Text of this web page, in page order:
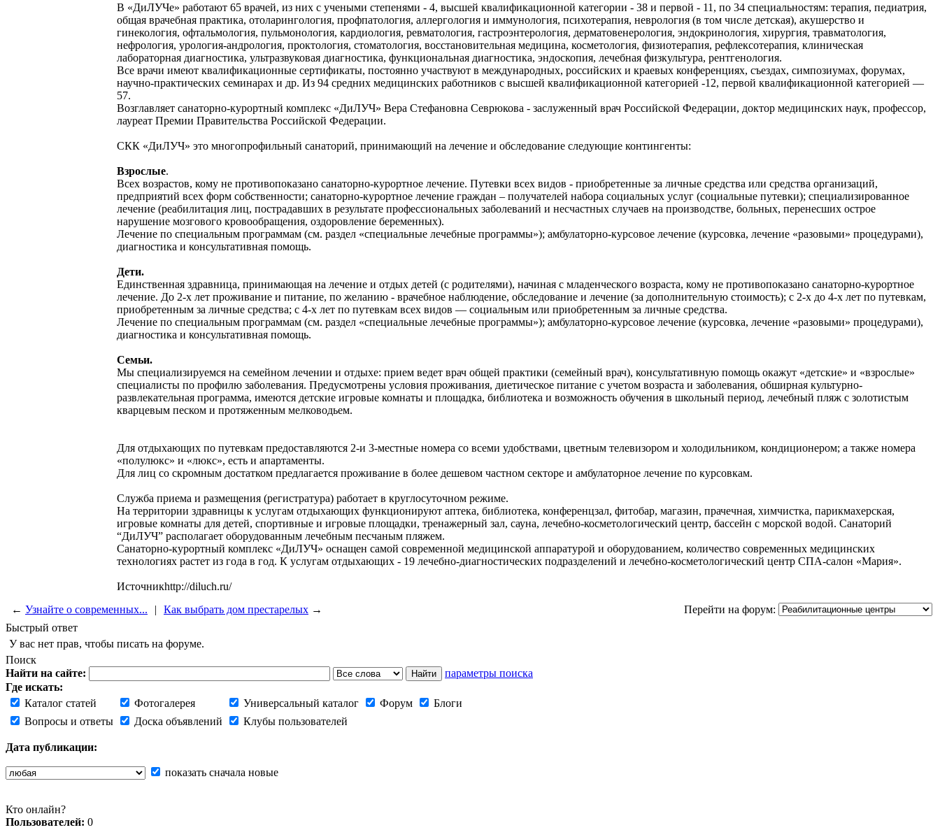
В «ДиЛУЧе» работают 65 врачей, из них с учеными степенями - 4, высшей квалификационной категории - 38 и первой - 11, по 34 специальностям: терапия, педиатрия,
общая врачебная практика, отоларингология, профпатология, аллергология и иммунология, психотерапия, неврология (в том числе детская), акушерство и
гинекология, офтальмология, пульмонология, кардиология, ревматология, гастроэнтерология, дерматовенерология, эндокринология, хирургия, травматология,
нефрология, урология-андрология, проктология, стоматология, восстановительная медицина, косметология, физиотерапия, рефлексотерапия, клиническая
лабораторная диагностика, ультразвуковая диагностика, функциональная диагностика, эндоскопия, лечебная физкультура, рентгенология.
Все врачи имеют квалификационные сертификаты, постоянно участвуют в международных, российских и краевых конференциях, съездах, симпозиумах, форумах,
научно-практических семинарах и др. Из 94 средних медицинских работников с высшей квалификационной категорией -12, первой квалификационной категорией —
57.
Возглавляет санаторно-курортный комплекс «ДиЛУЧ» Вера Стефановна Севрюкова - заслуженный врач Российской Федерации, доктор медицинских наук, профессор,
лауреат Премии Правительства Российской Федерации.
СКК «ДиЛУЧ» это многопрофильный санаторий, принимающий на лечение и обследование следующие контингенты:
Взрослые.
Всех возрастов, кому не противопоказано санаторно-курортное лечение. Путевки всех видов - приобретенные за личные средства или средства организаций,
предприятий всех форм собственности; санаторно-курортное лечение граждан – получателей набора социальных услуг (социальные путевки); специализированное
лечение (реабилитация лиц, пострадавших в результате профессиональных заболеваний и несчастных случаев на производстве, больных, перенесших острое
нарушение мозгового кровообращения, оздоровление беременных).
Лечение по специальным программам (см. раздел «специальные лечебные программы»); амбулаторно-курсовое лечение (курсовка, лечение «разовыми» процедурами),
диагностика и консультативная помощь.
Дети.
Единственная здравница, принимающая на лечение и отдых детей (с родителями), начиная с младенческого возраста, кому не противопоказано санаторно-курортное
лечение. До 2-х лет проживание и питание, по желанию - врачебное наблюдение, обследование и лечение (за дополнительную стоимость); с 2-х до 4-х лет по путевкам,
приобретенным за личные средства; с 4-х лет по путевкам всех видов — социальным или приобретенным за личные средства.
Лечение по специальным программам (см. раздел «специальные лечебные программы»); амбулаторно-курсовое лечение (курсовка, лечение «разовыми» процедурами),
диагностика и консультативная помощь.
Семьи.
Мы специализируемся на семейном лечении и отдыхе: прием ведет врач общей практики (семейный врач), консультативную помощь окажут «детские» и «взрослые»
специалисты по профилю заболевания. Предусмотрены условия проживания, диетическое питание с учетом возраста и заболевания, обширная культурно-
развлекательная программа, имеются детские игровые комнаты и площадка, библиотека и возможность обучения в школьный период, лечебный пляж с золотистым
кварцевым песком и протяженным мелководьем.
Для отдыхающих по путевкам предоставляются 2-и 3-местные номера со всеми удобствами, цветным телевизором и холодильником, кондиционером; а также номера
«полулюкс» и «люкс», есть и апартаменты.
Для лиц со скромным достатком предлагается проживание в более дешевом частном секторе и амбулаторное лечение по курсовкам.
Служба приема и размещения (регистратура) работает в круглосуточном режиме.
На территории здравницы к услугам отдыхающих функционируют аптека, библиотека, конференцзал, фитобар, магазин, прачечная, химчистка, парикмахерская,
игровые комнаты для детей, спортивные и игровые площадки, тренажерный зал, сауна, лечебно-косметологический центр, бассейн с морской водой. Санаторий
“ДиЛУЧ” располагает оборудованным лечебным песчаным пляжем.
Санаторно-курортный комплекс «ДиЛУЧ» оснащен самой современной медицинской аппаратурой и оборудованием, количество современных медицинских
технологиях растет из года в год. К услугам отдыхающих - 19 лечебно-диагностических подразделений и лечебно-косметологический центр СПА-салон «Мария».
Источникhttp://diluch.ru/
← Узнайте о современных... | Как выбрать дом престарелых →
Перейти на форум:
Быстрый ответ
У вас нет прав, чтобы писать на форуме.
Поиск
Найти на сайте:
параметры поиска
Где искать:
Каталог статей
Фотогалерея Универсальный каталог Форум
Блоги
Вопросы и ответы
Доска объявлений Клубы пользователей
Дата публикации:
показать сначала новые
Кто онлайн?
Пользователей: 0